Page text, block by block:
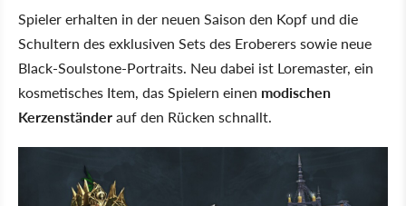
Spieler erhalten in der neuen Saison den Kopf und die
Schultern des exklusiven Sets des Eroberers sowie neue
Black-Soulstone-Portraits. Neu dabei ist Loremaster, ein
kosmetisches Item, das Spielern einen modischen
Kerzenständerauf den Rücken schnallt.